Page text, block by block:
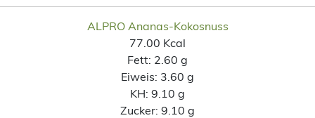
ALPRO Ananas-Kokosnuss
77.00 Kcal
Fett: 2.60 g
Eiweis: 3.60 g
KH: 9.10 g
Zucker: 9.10 g